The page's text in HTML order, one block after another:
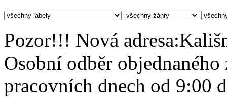
Pozor!!! Nová
Osobní odběr
pracovních dnech od 9:00